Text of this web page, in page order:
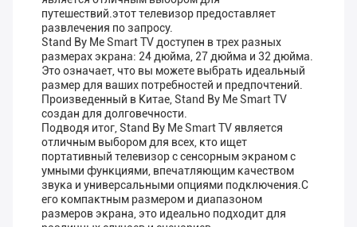
путешествий.этот телевизор предоставляет
развлечения по запросу.
Stand By Me Smart TV доступен в трех разных
размерах экрана: 24 дюйма, 27 дюйма и 32 дюйма.
Это означает, что вы можете выбрать идеальный
размер для ваших потребностей и предпочтений.
Произведенный в Китае, Stand By Me Smart TV
создан для долговечности.
Подводя итог, Stand By Me Smart TV является
отличным выбором для всех, кто ищет
портативный телевизор с сенсорным экраном с
умными функциями, впечатляющим качеством
звука и универсальными опциями подключения.С
его компактным размером и диапазоном
размеров экрана, это идеально подходит для